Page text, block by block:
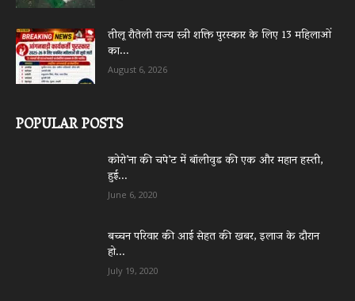
तीलू रौतेली राज्य स्त्री शक्ति पुरस्कार के लिए 13 महिलाओं
का...
August 6, 2026
POPULAR POSTS
कोरो’ना की चपे’ट में बॉलीवुड की एक और महान हस्ती,
हुई...
June 6, 2020
बच्चन परिवार की आई सेहत की खबर, इलाज के दौरान
हो...
July 19, 2020